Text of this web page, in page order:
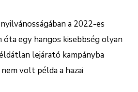
a 2022-es
egy hangos kisebbség olyan
lejárató kampányba
volt példa a hazai